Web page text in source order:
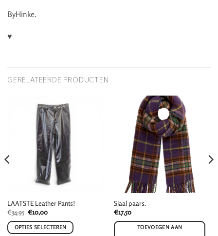
ByHinke.
♥
GERELATEERDE PRODUCTEN
LAATSTE Leather Pants!
€34,95 Oorspronkelijke
prijs
was:
€34,95.
€10,00Huidige
is:
€10,00.
OPTIES SELECTEREN
Sjaal paars.
€17,50
TOEVOEGEN AAN